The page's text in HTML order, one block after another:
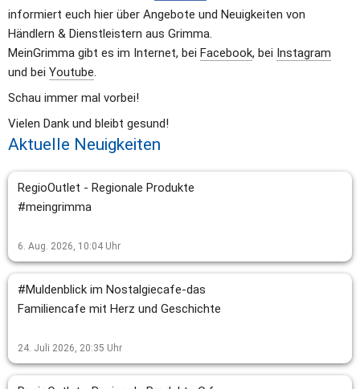
informiert euch hier über Angebote und Neuigkeiten von
Händlern & Dienstleistern aus Grimma.
MeinGrimma gibt es im Internet, bei Facebook, bei Instagram
und bei Youtube.
Schau immer mal vorbei!
Vielen Dank und bleibt gesund!
Aktuelle Neuigkeiten
RegioOutlet - Regionale Produkte
#meingrimma
6. Aug. 2026, 10:04 Uhr
#Muldenblick im Nostalgiecafe-das
Familiencafe mit Herz und Geschichte
24. Juli 2026, 20:35 Uhr